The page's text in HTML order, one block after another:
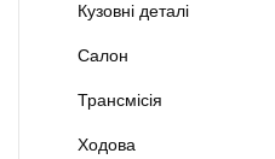
Кузовні деталі
Салон
Трансмісія
Ходова